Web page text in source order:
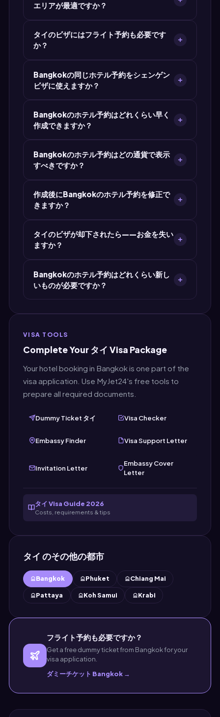
大使館が多数派です。確実に受理されるために
は、MyJet24の従来型ホテル予約をご利用くださ
い。
エリアが最適ですか？
選んでください。大使館職員は人気エリアの有名
ホテルを認識しやすいものです。場所自体はビザ
の合否に影響しませんが、知名度のあるホテルは
信頼性を高めます。
タイのビザにはフライト予約も必要です
か？
フライト旅程表の両方が求められます。MyJet24
は無料のダミーチケットジェネレーターも提供
——1回のアクセスでフライト予約とホテル予約の
両方が手に入ります。
Bangkokの同じホテル予約をシェンゲン
ビザに使えますか？
テル予約の日付はシェンゲンビザの有効期間内で
ある必要があります。複数国を回る場合は、最も
宿泊数が多い国の宿泊証明を提出してください。
Bangkokのホテル予約はどれくらい早く
作成できますか？
以内に完成します。ホテル情報、日付、氏名を入
力して、PDFを即ダウンロード。待ち時間も審査
プロセスもありません。
Bangkokのホテル予約はどの通貨で表示
すべきですか？
館はUSD、EUR、自国通貨など任意の通貨表示の
ホテル予約を受け付けます。通貨が受理に影響す
ることはありません。
作成後にBangkokのホテル予約を修正で
きますか？
成できます。MyJet24に戻って新しい内容を入力
し、新しいPDFをダウンロードするだけ。作成で
きる予約数に制限はありません。
タイのビザが却下されたら——お金を失い
ますか？
料で前払い不要です。ビザが却下されても何も失
いません。ビザ承認前に実際のホテルに$100–
$500+を前払いする場合との決定的な違いで
す。
Bangkokのホテル予約はどれくらい新し
いものが必要ですか？
できれば30日以内。MyJet24は即時発行なの
VISA TOOLS
Complete Your タイ Visa Package
Your hotel booking in Bangkok is one part of the
visa application. Use MyJet24's free tools to
prepare all required documents.
Dummy Ticket タイ Visa Checker
Embassy Finder Visa Support Letter
Invitation Letter
Embassy Cover
Letter
タイ Visa Guide 2026
Costs, requirements & tips
タイ のその他の都市
Bangkok Phuket Chiang Mai
Pattaya Koh Samui Krabi
フライト予約も必要ですか？
Get a free dummy ticket from Bangkok for your
visa application.
ダミーチケット Bangkok →